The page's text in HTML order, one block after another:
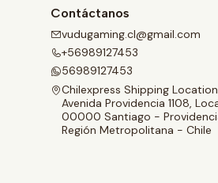
Contáctanos
vudugaming.cl@gmail.com
+56989127453
56989127453
Chilexpress Shipping Location
Avenida Providencia 1108,
00000 Santiago -
Región Metropolitana - Chile